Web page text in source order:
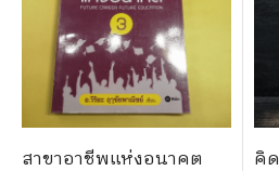
สาขาอาชีพแห่งอนาคต
คิ